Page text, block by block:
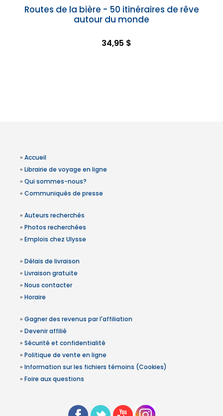
Routes de la bière - 50 itinéraires de rêve
autour du monde
34,95 $
» Accueil
» Librairie de voyage en ligne
» Qui sommes-nous?
» Communiqués de presse
» Auteurs recherchés
» Photos recherchées
» Emplois chez Ulysse
» Délais de livraison
» Livraison gratuite
» Nous contacter
» Horaire
» Gagner des revenus par l'affiliation
» Devenir affilié
» Sécurité et confidentialité
» Politique de vente en ligne
» Information sur les fichiers témoins (Cookies)
» Foire aux questions